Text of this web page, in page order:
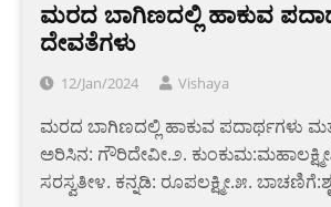
ಮರದ ಬಾಗಿಣದಲ್ಲಿ ಹಾಕುವ
ದೇವತೆಗಳು
12/Jan/2024 Vishaya
ಮರದ ಬಾಗಿಣದಲ್ಲಿ ಹಾಕುವ ಪದಾರ್ಥಗಳು
ಅರಿಸಿನ: ಗೌರಿದೇವೀ.೨.
ಸರಸ್ವತೀ೪. ಕನ್ನಡಿ: ರೂಪಲಕ್ಷ್ಮೀ.೫.